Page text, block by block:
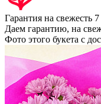
Гарантия на свежесть
Даем гарантию, на
Фото этого букета с